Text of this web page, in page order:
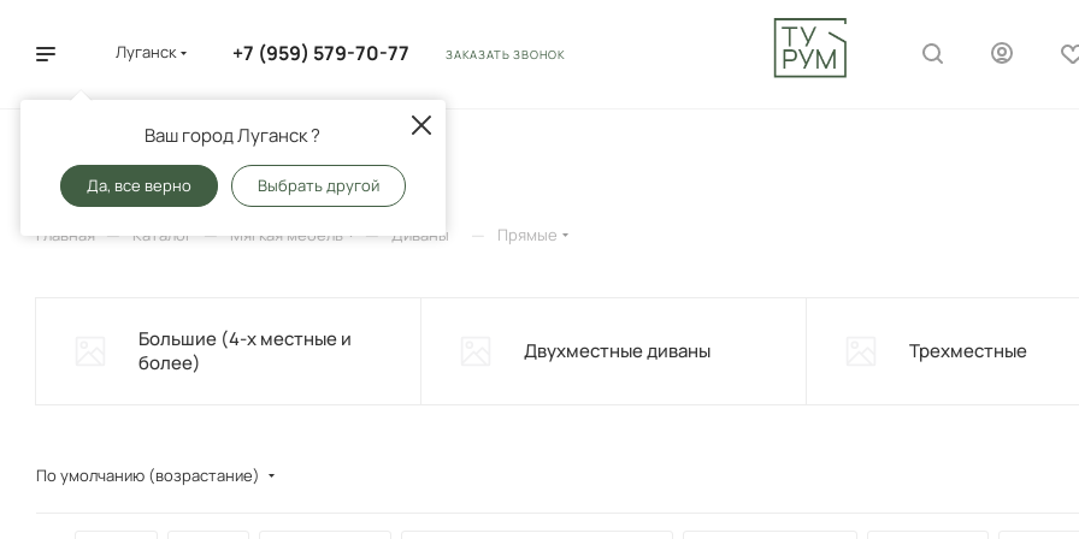
Луганск
Ваш город Луганск ?
Да, все верно Выбрать другой
+7 (959) 579-70-77 ЗАКАЗАТЬ ЗВОНОК
Прямые
Главная — Каталог — Мягкая мебель — Диваны — Прямые
Большие (4-х местные и
более)
Двухместные диваны Трехместные
По умолчанию (возрастание)